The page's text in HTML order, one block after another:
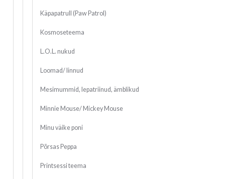
Käpapatrull (Paw Patrol)
Kosmoseteema
L.O.L. nukud
Loomad/ linnud
Mesimummid, lepatriinud, ämblikud
Minnie Mouse/ Mickey Mouse
Minu väike poni
Põrsas Peppa
Printsessi teema